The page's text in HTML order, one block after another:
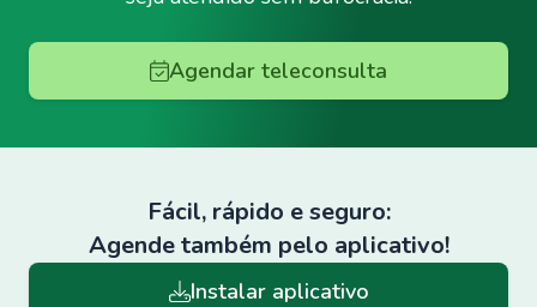
Agendar teleconsulta
Fácil, rápido e seguro:
Agende também pelo aplicativo!
Instalar aplicativo